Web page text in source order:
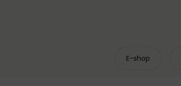
E-shop